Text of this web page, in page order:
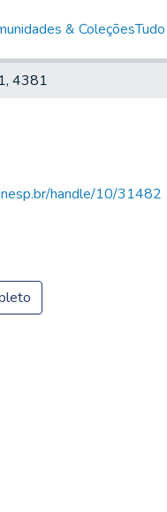
& Coleções
4381
handle/10/31482